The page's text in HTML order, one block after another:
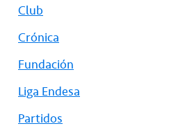
Club
Crónica
Fundación
Liga Endesa
Partidos